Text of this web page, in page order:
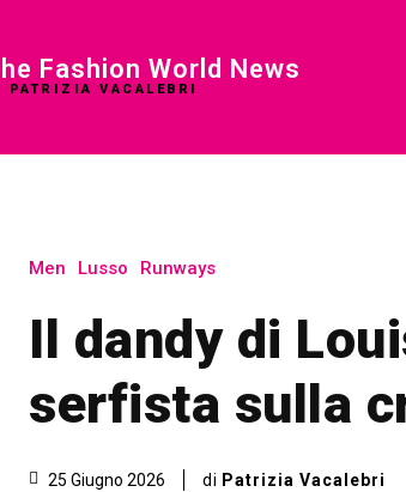
Fashion World News
PATRIZIA VACALEBRI
Men Lusso Runways
Il dandy di
serfista sulla
25 Giugno 2026 di Patrizia Vacalebri